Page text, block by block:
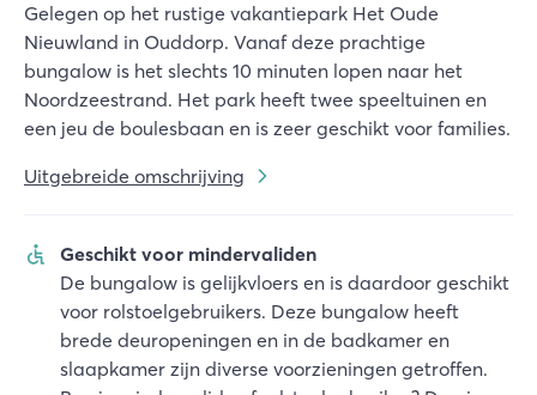
Gelegen op het rustige vakantiepark Het Oude
Nieuwland in Ouddorp. Vanaf deze prachtige
bungalow is het slechts 10 minuten lopen naar het
Noordzeestrand. Het park heeft twee speeltuinen en
een jeu de boulesbaan en is zeer geschikt voor families.
Uitgebreide omschrijving
Geschikt voor mindervaliden
De bungalow is gelijkvloers en is daardoor geschikt
voor rolstoelgebruikers. Deze bungalow heeft
brede deuropeningen en in de badkamer en
slaapkamer zijn diverse voorzieningen getroffen.